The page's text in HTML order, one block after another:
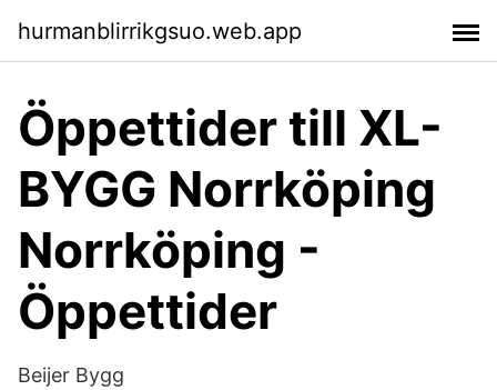
hurmanblirrikgsuo.web.app
Öppettider till XL-
BYGG Norrköping
Norrköping -
Öppettider
Beijer Bygg